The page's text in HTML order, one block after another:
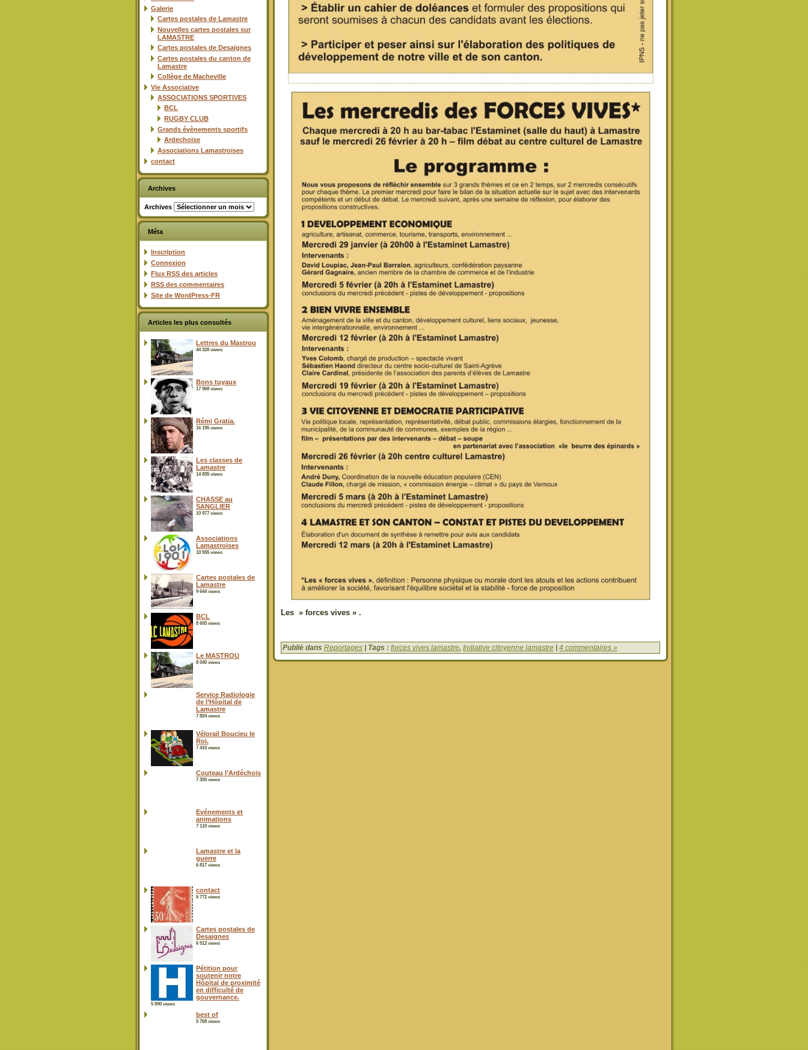
Galerie
Cartes postales de Lamastre
Nouvelles cartes postales sur
LAMASTRE
Cartes postales de Desaignes
Cartes postales du canton de
Lamastre
Collège de Macheville
Vie Associative
ASSOCIATIONS SPORTIVES
BCL
RUGBY CLUB
Grands évènements sportifs
Ardechoise
Associations Lamastroises
contact
Archives
Archives
Méta
Inscription
Connexion
Flux RSS des articles
RSS des commentaires
Site de WordPress-FR
Articles les plus consultés
Lettres du Mastrou
44 328 views
Bons tuyaux
17 968 views
Rémi Gratia.
16 195 views
Les classes de
Lamastre
14 835 views
CHASSE au
SANGLIER
10 977 views
Associations
Lamastroises
10 555 views
Cartes postales de
Lamastre
9 644 views
BCL
8 693 views
Le MASTROU
8 040 views
Service Radiologie
de l’Hôpital de
Lamastre
7 824 views
Vélorail Boucieu le
Roi.
7 410 views
Couteau l’Ardéchois
7 305 views
Evénements et
animations
7 110 views
Lamastre et la
guerre
6 817 views
contact
6 772 views
Cartes postales de
Desaignes
6 512 views
Pétition pour
soutenir notre
Hôpital de proximité
en difficulté de
gouvernance.
5 890 views
best of
5 768 views
Les » forces vives » .
Publié dans Reportages | Tags : forces vives lamastre, Initiative citoyenne lamastre 4 commentaires »